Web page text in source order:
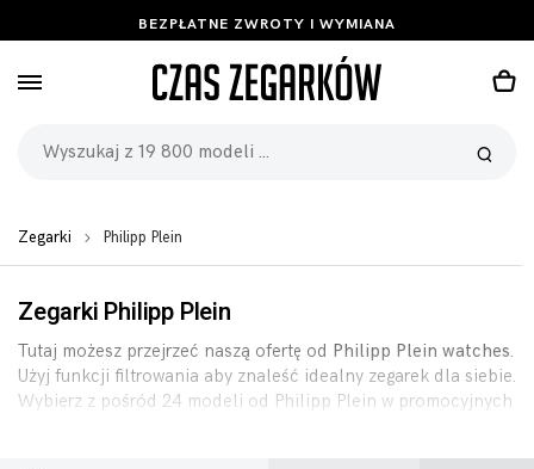
BEZPŁATNE ZWROTY I WYMIANA
Zegarki Philipp Plein
Zegarki Philipp Plein
Tutaj możesz przejrzeć naszą ofertę od Philipp Plein watches.
Użyj funkcji filtrowania aby znaleść idealny zegarek dla siebie.
Wybierz z pośród 24 modeli od Philipp Plein w promocyjnych